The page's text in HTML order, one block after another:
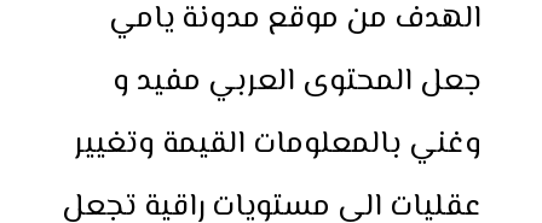
الهدف من موقع مدونة يامي
جعل المحتوى العربي مفيد و
وغني بالمعلومات القيمة وتغيير
عقليات الى مستويات راقية تجعل